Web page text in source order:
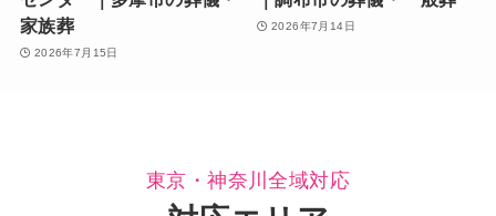
家族葬
2026年7月15日
2026年7月14日
東京・神奈川全域対応